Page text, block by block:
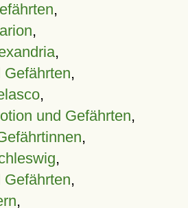
,
,
,
Gefährten,
,
und Gefährten,
,
,
Gefährten,
,